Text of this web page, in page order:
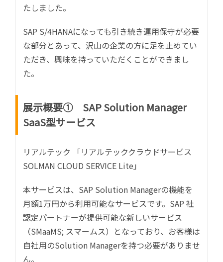
たしました。
SAP S/4HANAになっても引き続き運用保守が必要
な部分とあって、沢山の企業の方に足を止めてい
ただき、興味を持っていただくことができまし
た。
展示概要① SAP Solution Manager
SaaS型サービス
リアルテック 「リアルテッククラウドサービス
SOLMAN CLOUD SERVICE Lite」
本サービスは、SAP Solution Managerの機能を
月額1万円から利用可能なサービスです。SAP 社
認定パートナーが提供可能な新しいサービス
（SMaaMS; スマームス）となっており、お客様は
自社用のSolution Managerを持つ必要がありませ
ん。